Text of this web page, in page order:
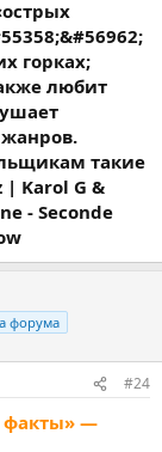
горках;
любит
такие
| Karol G &
- Seconde
форума
#24
факты» —